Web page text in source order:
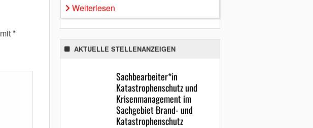
*
Weiterlesen
AKTUELLE STELLENANZEIGEN
Sachbearbeiter*in
Katastrophenschutz und
Krisenmanagement im
Sachgebiet Brand- und
Katastrophenschutz